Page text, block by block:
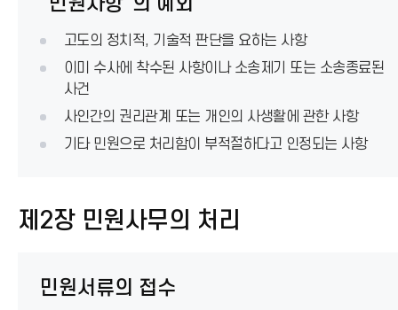
고도의 정치적, 기술적 판단을 요하는 사항
이미 수사에 착수된 사항이나 소송제기 또는 소송종료된
사건
사인간의 권리관계 또는 개인의 사생활에 관한 사항
기타 민원으로 처리함이 부적절하다고 인정되는 사항
제2장 민원사무의 처리
민원서류의 접수